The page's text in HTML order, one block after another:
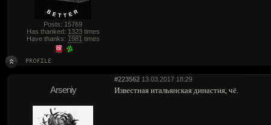
Posts: 15769
Has thanked: 1323times
Have thanks: 1981 times
#223562 13.03.2017 18:29
Arseniy Известная итальянская династия, чё.